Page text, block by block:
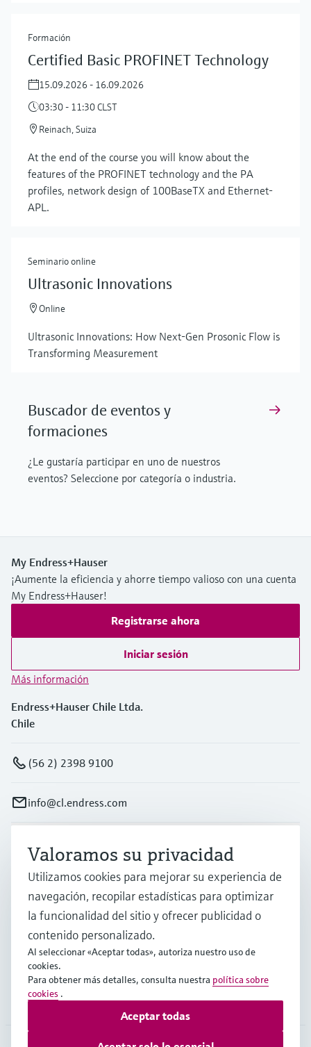
Formación
Certified Basic PROFINET Technology
15.09.2026 - 16.09.2026
03:30 - 11:30 CLST
Reinach, Suiza
At the end of the course you will know about the
features of the PROFINET technology and the PA
profiles, network design of 100BaseTX and Ethernet-
APL.
Seminario online
Ultrasonic Innovations
Online
Ultrasonic Innovations: How Next-Gen Prosonic Flow is
Transforming Measurement
Buscador de eventos y
formaciones
¿Le gustaría participar en uno de nuestros
eventos? Seleccione por categoría o industria.
My Endress+Hauser
¡Aumente la eficiencia y ahorre tiempo valioso con una cuenta
My Endress+Hauser!
Registrarse ahora
Iniciar sesión
Más información
Endress+Hauser Chile Ltda.
Chile
(56 2) 2398 9100
info@cl.endress.com
Productos y servicios
Industrias
Soporte
Compañía
Valoramos su privacidad
Utilizamos cookies para mejorar su experiencia de
navegación, recopilar estadísticas para optimizar
la funcionalidad del sitio y ofrecer publicidad o
contenido personalizado.
Al seleccionar «Aceptar todas», autoriza nuestro uso de
cookies.
Para obtener más detalles, consulta nuestra política sobre
cookies .
Aceptar todas